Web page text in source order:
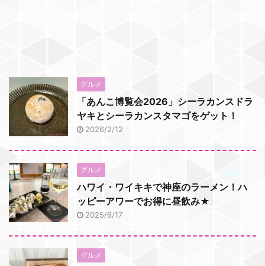
グルメ
「あんこ博覧会2026」シーラカンスドラ
ヤキとシーラカンスタマゴをゲット！
2026/2/12
グルメ
ハワイ・ワイキキで神座のラーメン！ハ
ッピーアワーでお得に昼飲み★
2025/6/17
グルメ